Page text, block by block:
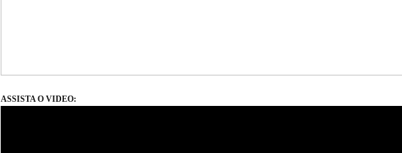
ASSISTA O VIDEO: